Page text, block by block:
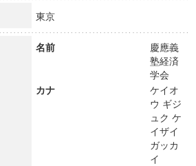
東京
名前
慶應義
塾経済
学会
カナ
ケイオ
ウ ギジ
ュク ケ
イザイ
ガッカ
イ